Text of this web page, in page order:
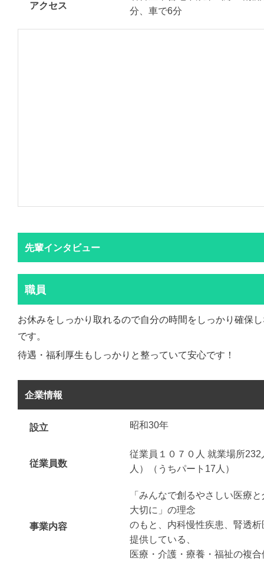
アクセス
分、車で6分
先輩インタビュー
職員
お休みをしっかり取れるので自分の時間をしっかり確保
です。
待遇・福利厚生もしっかりと整っていて安心です！
企業情報
設立 昭和30年
従業員数
従業員１０７０人 就業場所
人）（うちパート17人）
事業内容
「みんなで創るやさしい医療
大切に」の理念
のもと、内科慢性疾患、腎透
提供している、
医療・介護・療養・福祉の複